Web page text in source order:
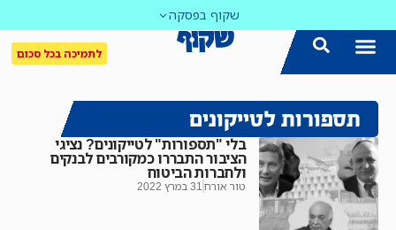
שקוף בפסקה
לתמיכה בכל סכום
תספורות לטייקונים
בלי "תספורות" לטייקונים? נציגי
הציבור התבררו כמקורבים לבנקים
ולחברות הביטוח
טור אורח31 במרץ 2022